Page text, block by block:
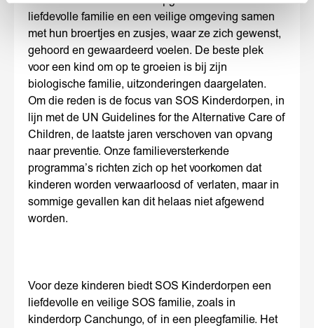
liefdevolle familie en een veilige omgeving samen
met hun broertjes en zusjes, waar ze zich gewenst,
gehoord en gewaardeerd voelen. De beste plek
voor een kind om op te groeien is bij zijn
biologische familie, uitzonderingen daargelaten.
Om die reden is de focus van SOS Kinderdorpen, in
lijn met de UN Guidelines for the Alternative Care of
Children, de laatste jaren verschoven van opvang
naar preventie. Onze familieversterkende
programma’s richten zich op het voorkomen dat
kinderen worden verwaarloosd of verlaten, maar in
sommige gevallen kan dit helaas niet afgewend
worden.
Voor deze kinderen biedt SOS Kinderdorpen een
liefdevolle en veilige SOS familie, zoals in
kinderdorp Canchungo, of in een pleegfamilie. Het